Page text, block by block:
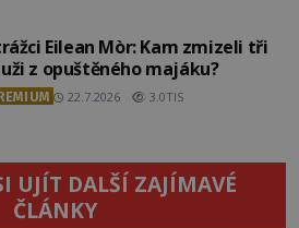
Eilean Mòr: Kam zmizeli tři
z opuštěného majáku?
22.7.2026 3.0TIS
UJÍT DALŠÍ ZAJÍMAVÉ
ČLÁNKY